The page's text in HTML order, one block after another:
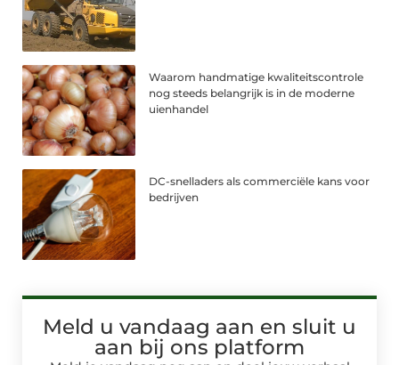
Waarom handmatige kwaliteitscontrole
nog steeds belangrijk is in de moderne
uienhandel
DC-snelladers als commerciële kans voor
bedrijven
Meld u vandaag aan en sluit u
aan bij ons platform